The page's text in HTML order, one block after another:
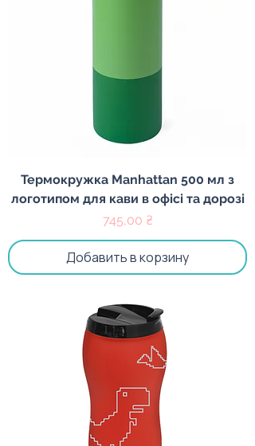
Термокружка Manhattan 500 мл з
логотипом для кави в офісі та дорозі
Цена
745,00 ₴
Добавить в корзину